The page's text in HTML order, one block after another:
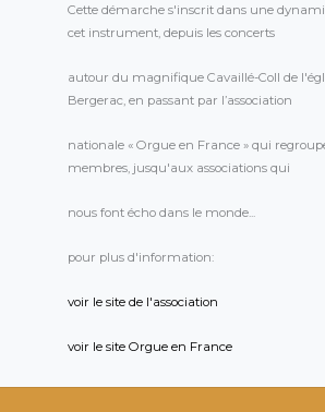
Cette démarche s'inscrit dans une
cet instrument, depuis les concerts
autour du magnifique Cavaillé-Coll de
Bergerac, en passant par l’association
nationale « Orgue en France » qui
membres, jusqu'aux associations qui
nous font écho dans le monde...
pour plus d'information:
voir le site de l'association
voir le site Orgue en France